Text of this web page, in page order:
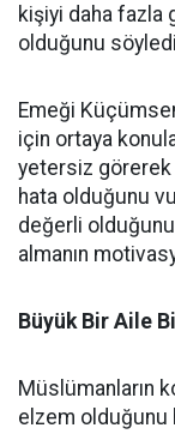
kişiyi daha fazla
olduğunu
Emeği
için ortaya
yetersiz
hata olduğunu
değerli
almanın
Büyük Bir Aile
Müslümanların
elzem olduğunu